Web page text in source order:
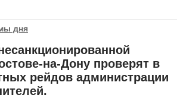
дня
на-Дону проверят в
рейдов администрации